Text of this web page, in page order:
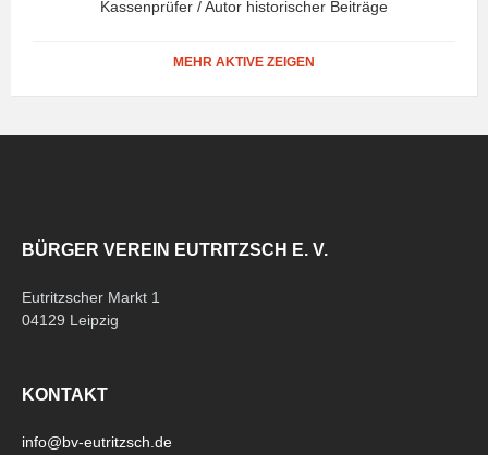
Kassenprüfer / Autor historischer Beiträge
MEHR AKTIVE ZEIGEN
BÜRGER VEREIN EUTRITZSCH E. V.
Eutritzscher Markt 1
04129 Leipzig
KONTAKT
info@bv-eutritzsch.de